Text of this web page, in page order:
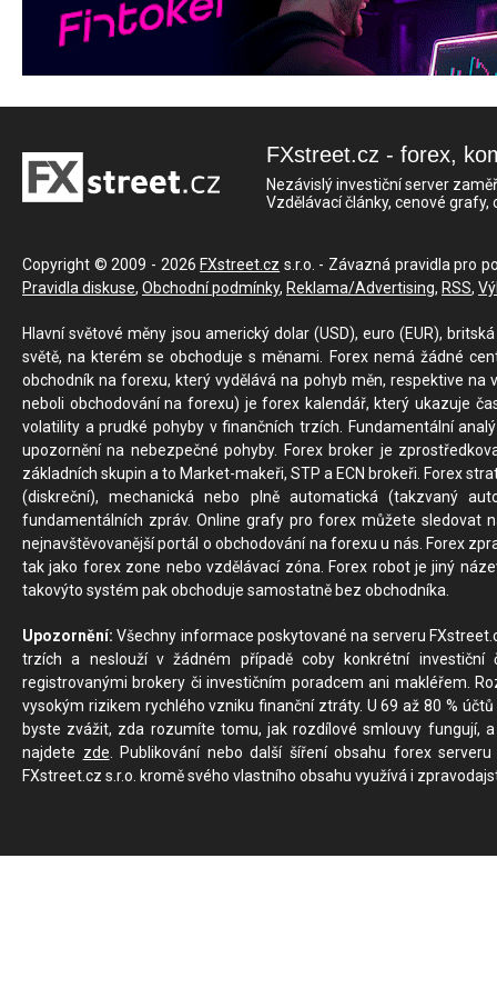
FXstreet.cz - forex,
Nezávislý investiční server
Vzdělávací články, cenové
Copyright © 2009 - 2026 FXstreet.cz s.r.o. - Závazná pravidla pro
Pravidla diskuse, Obchodní podmínky, Reklama/Advertising, RSS,
Hlavní světové měny jsou americký dolar (USD), euro (EUR),
světě, na kterém se obchoduje s měnami. Forex nemá žádné
obchodník na forexu, který vydělává na pohyb měn, respektive
neboli obchodování na forexu) je forex kalendář, který ukazuje
volatility a prudké pohyby v finančních trzích. Fundamentální
upozornění na nebezpečné pohyby. Forex broker je
základních skupin a to Market-makeři, STP a ECN brokeři. Forex
(diskreční), mechanická nebo plně automatická (takzvaný
fundamentálních zpráv. Online grafy pro forex můžete sledovat
nejnavštěvovanější portál o obchodování na forexu u nás. Forex
tak jako forex zone nebo vzdělávací zóna. Forex robot je jiný
takovýto systém pak obchoduje samostatně bez obchodníka.
Upozornění: Všechny informace poskytované na serveru
trzích a neslouží v žádném případě coby konkrétní investiční
registrovanými brokery či investičním poradcem ani makléřem.
vysokým rizikem rychlého vzniku finanční ztráty. U 69 až 80 %
byste zvážit, zda rozumíte tomu, jak rozdílové smlouvy fungují,
najdete zde. Publikování nebo další šíření obsahu forex
FXstreet.cz s.r.o. kromě svého vlastního obsahu využívá i